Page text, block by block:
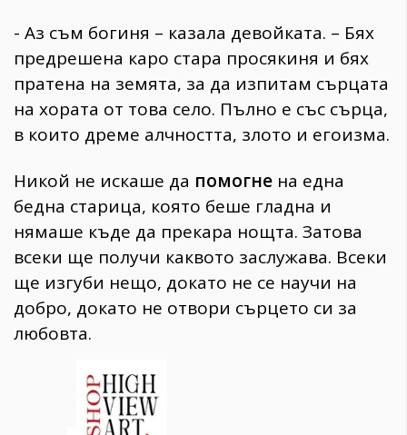
- Аз съм богиня – казала девойката. – Бях
предрешена каро стара просякиня и бях
пратена на земята, за да изпитам сърцата
на хората от това село. Пълно е със сърца,
в които дреме алчността, злото и егоизма.
Никой не искаше да помогне на една
бедна старица, която беше гладна и
нямаше къде да прекара нощта. Затова
всеки ще получи каквото заслужава. Всеки
ще изгуби нещо, докато не се научи на
добро, докато не отвори сърцето си за
любовта.